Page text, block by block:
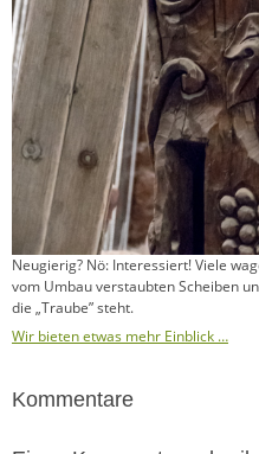
Neugierig? Nö: Interessiert! Viele
vom Umbau verstaubten Scheiben
die „Traube” steht.
Wir bieten etwas mehr Einblick …
Kommentare